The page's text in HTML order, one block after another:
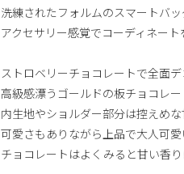
洗練されたフォルムのスマートバッ
アクセサリー感覚でコーディネート
ストロベリーチョコレートで全面
高級感漂うゴールドの板チョコレー
内生地やショルダー部分は控えめな
可愛さもありながら上品で大人可愛
チョコレートはよくみると甘い香